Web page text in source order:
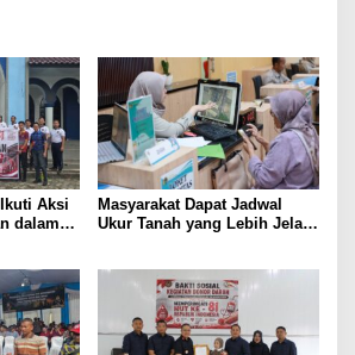
Aksi
dalam
Masyarakat Dapat Jadwal
Ukur Tanah yang Lebih Jelas